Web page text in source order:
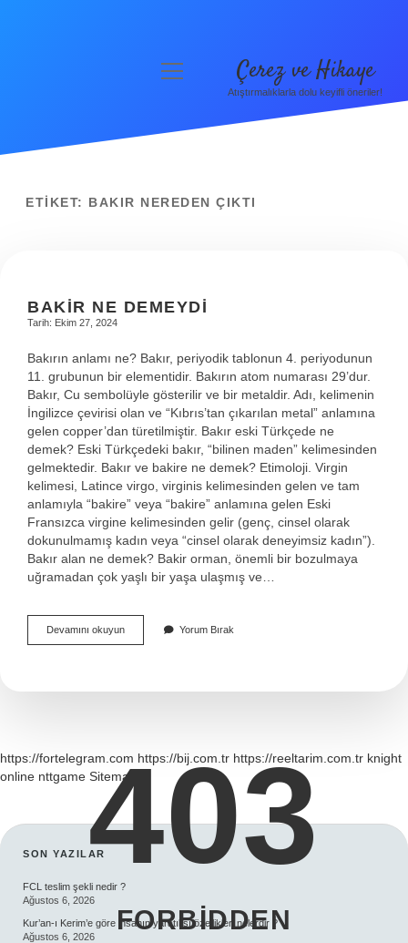
Gizlilik Politikası
menüyü
aç
Çerez ve Hikaye
Atıştırmalıklarla dolu keyifli öneriler!
ETIKET: BAKIR NEREDEN ÇIKTI
BAKIR NE DEMEYDI
Tarih: Ekim 27, 2024
Bakırın anlamı ne? Bakır, periyodik tablonun 4. periyodunun
11. grubunun bir elementidir. Bakırın atom numarası 29’dur.
Bakır, Cu sembolüyle gösterilir ve bir metaldir. Adı, kelimenin
İngilizce çevirisi olan ve “Kıbrıs’tan çıkarılan metal” anlamına
gelen copper’dan türetilmiştir. Bakır eski Türkçede ne
demek? Eski Türkçedeki bakır, “bilinen maden” kelimesinden
gelmektedir. Bakır ve bakire ne demek? Etimoloji. Virgin
kelimesi, Latince virgo, virginis kelimesinden gelen ve tam
anlamıyla “bakire” veya “bakire” anlamına gelen Eski
Fransızca virgine kelimesinden gelir (genç, cinsel olarak
dokunulmamış kadın veya “cinsel olarak deneyimsiz kadın”).
Bakır alan ne demek? Bakir orman, önemli bir bozulmaya
uğramadan çok yaşlı bir yaşa ulaşmış ve…
Devamını okuyunBakir
Ne
Yorum Bırak
https://fortelegram.com https://bij.com.tr https://reeltarim.com.tr knight
online nttgame Sitemap
SIDEBAR
SON YAZILAR
FCL teslim şekli nedir ?
Ağustos 6, 2026
Kur’an-ı Kerim’e göre insanın yaratılışı özellikleri nelerdir ?
Ağustos 6, 2026
403
FORBIDDEN